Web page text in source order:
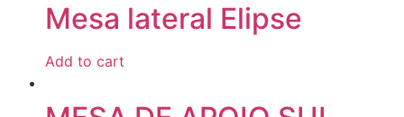
Mesa lateral Elipse
Add to cart